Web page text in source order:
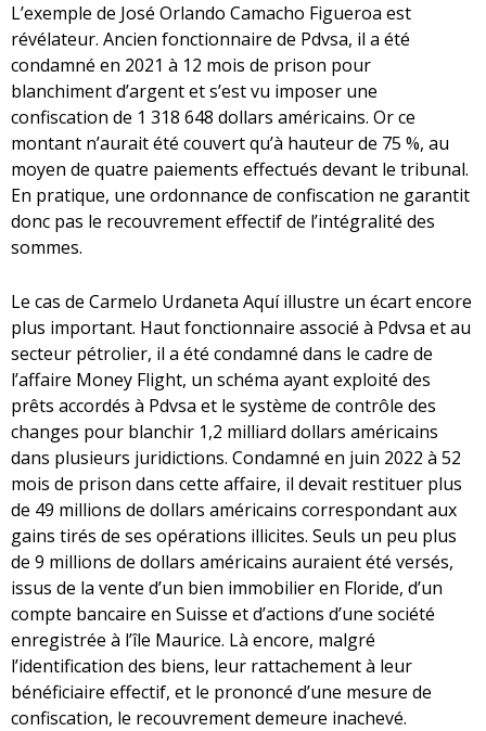
L’exemple de José Orlando Camacho Figueroa est
révélateur. Ancien fonctionnaire de Pdvsa, il a été
condamné en 2021 à 12 mois de prison pour
blanchiment d’argent et s’est vu imposer une
confiscation de 1 318 648 dollars américains. Or ce
montant n’aurait été couvert qu’à hauteur de 75 %, au
moyen de quatre paiements effectués devant le tribunal.
En pratique, une ordonnance de confiscation ne garantit
donc pas le recouvrement effectif de l’intégralité des
sommes.
Le cas de Carmelo Urdaneta Aquí illustre un écart encore
plus important. Haut fonctionnaire associé à Pdvsa et au
secteur pétrolier, il a été condamné dans le cadre de
l’affaire Money Flight, un schéma ayant exploité des
prêts accordés à Pdvsa et le système de contrôle des
changes pour blanchir 1,2 milliard dollars américains
dans plusieurs juridictions. Condamné en juin 2022 à 52
mois de prison dans cette affaire, il devait restituer plus
de 49 millions de dollars américains correspondant aux
gains tirés de ses opérations illicites. Seuls un peu plus
de 9 millions de dollars américains auraient été versés,
issus de la vente d’un bien immobilier en Floride, d’un
compte bancaire en Suisse et d’actions d’une société
enregistrée à l’île Maurice. Là encore, malgré
l’identification des biens, leur rattachement à leur
bénéficiaire effectif, et le prononcé d’une mesure de
confiscation, le recouvrement demeure inachevé.